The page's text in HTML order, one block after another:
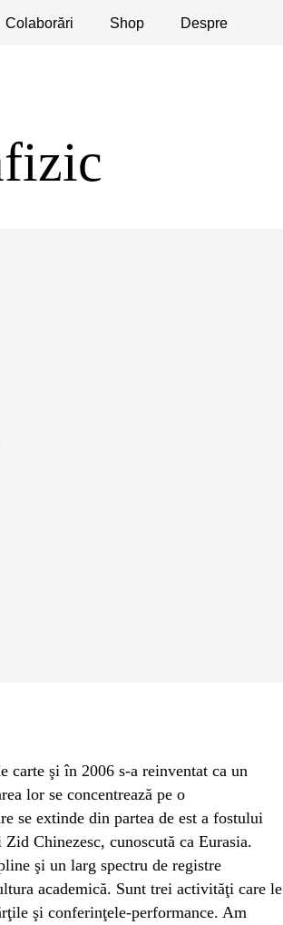
Colaborări Shop Despre
Dezbateri Apeluri
carte şi în 2006 s-a reinventat ca un
lor se concentrează pe o
se extinde din partea de est a fostului
Chinezesc, cunoscută ca Eurasia.
şi un larg spectru de registre
academică. Sunt trei activităţi care le
şi conferinţele-performance. Am